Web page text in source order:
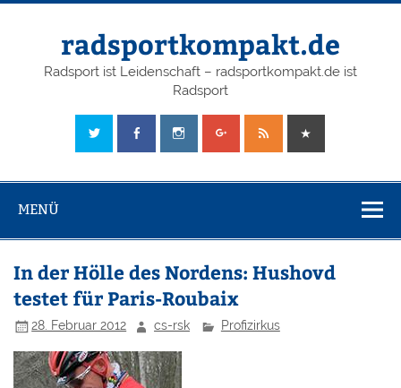
radsportkompakt.de
Radsport ist Leidenschaft – radsportkompakt.de ist
Radsport
MENÜ
In der Hölle des Nordens: Hushovd
testet für Paris-Roubaix
28. Februar 2012 cs-rsk Profizirkus